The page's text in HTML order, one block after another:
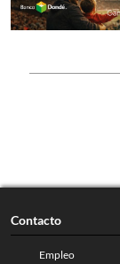
Contacto
Empleo